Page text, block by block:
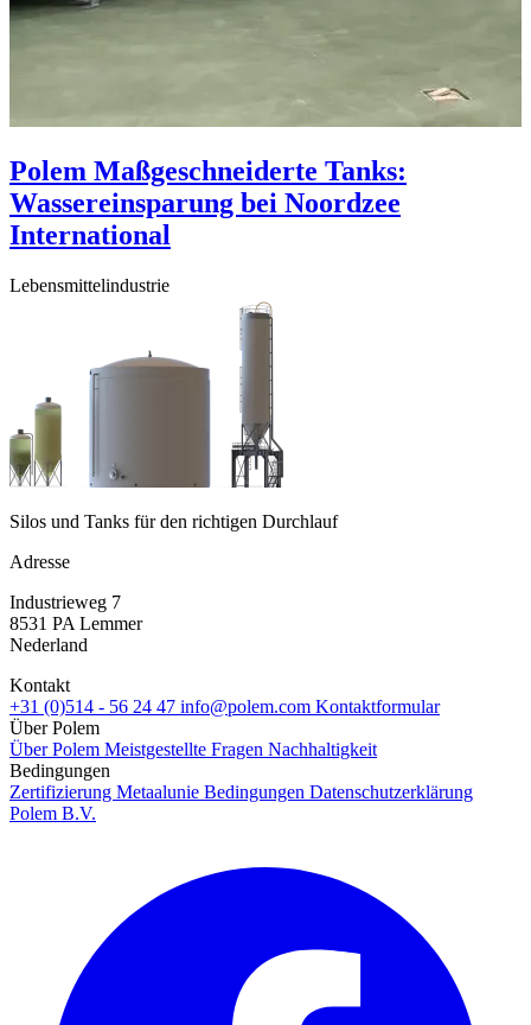
Polem Maßgeschneiderte Tanks:
Wassereinsparung bei Noordzee
International
Lebensmittelindustrie
Silos und Tanks für den richtigen Durchlauf
Adresse
Industrieweg 7
8531 PA Lemmer
Nederland
Kontakt
+31 (0)514 - 56 24 47 info@polem.com Kontaktformular
Über Polem
Über Polem Meistgestellte Fragen Nachhaltigkeit
Bedingungen
Zertifizierung Metaalunie Bedingungen Datenschutzerklärung
Polem B.V.